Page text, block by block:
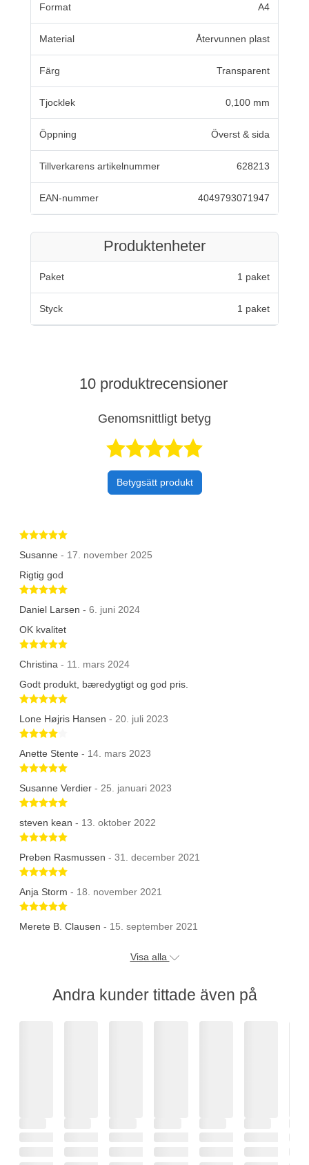
Format A4
Material Återvunnen plast
Färg Transparent
Tjocklek 0,100 mm
Öppning Överst & sida
Tillverkarens artikelnummer 628213
EAN-nummer 4049793071947
Produktenheter
Paket 1 paket
Styck 1 paket
10 produktrecensioner
Genomsnittligt betyg
Betygsatt 4,9
Betygsätt produkt
Betygsatt 5 av 5 stjärnor
Susanne - 17. november 2025
Rigtig god
Betygsatt 5 av 5 stjärnor
Daniel Larsen - 6. juni 2024
OK kvalitet
Betygsatt 5 av 5 stjärnor
Christina - 11. mars 2024
Godt produkt, bæredygtigt og god pris.
Betygsatt 5 av 5 stjärnor
Lone Højris Hansen - 20. juli 2023
Anette Stente - 14. mars 2023
Betygsatt 5 av 5 stjärnor
Susanne Verdier - 25. januari 2023
Betygsatt 5 av 5 stjärnor
steven kean - 13. oktober 2022
Betygsatt 5 av 5 stjärnor
Preben Rasmussen - 31. december 2021
Betygsatt 5 av 5 stjärnor
Anja Storm - 18. november 2021
Betygsatt 5 av 5 stjärnor
Merete B. Clausen - 15. september 2021
Visa alla
Andra kunder tittade även på